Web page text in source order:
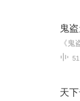
鬼
51
天